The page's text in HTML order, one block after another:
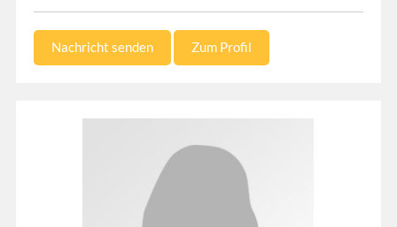
Nachricht senden Zum Profil